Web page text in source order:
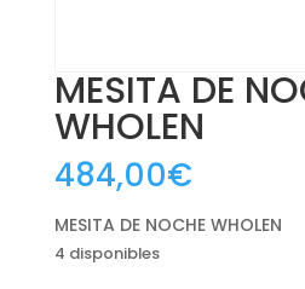
MESITA DE
WHOLEN
484,00€
MESITA DE NOCHE WHOLEN
4 disponibles